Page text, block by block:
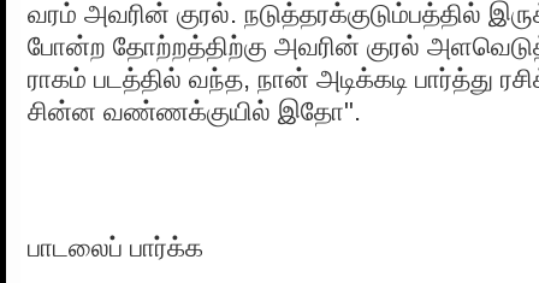
வரம் அவரின் குரல். நடுத்தரக்குடும்பத்தில்
போன்ற தோற்றத்திற்கு அவரின் குரல்
ராகம் படத்தில் வந்த, நான் அடிக்கடி பார்த்து
சின்ன வண்ணக்குயில் இதோ".
பாடலைப் பார்க்க